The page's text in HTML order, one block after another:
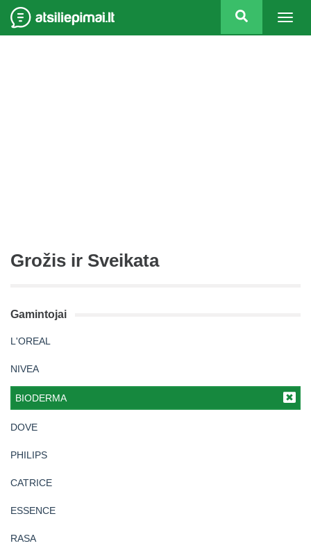
Grožis ir Sveikata
Gamintojai
L'OREAL
NIVEA
BIODERMA
DOVE
PHILIPS
CATRICE
ESSENCE
RASA